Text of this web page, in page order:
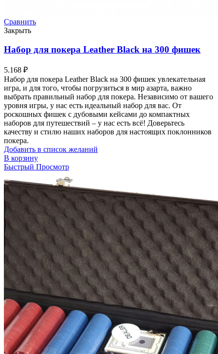
Сравнить
Закрыть
Набор для покера Leather Black на 300 фишек
5.168 ₽
Набор для покера Leather Black на 300 фишек увлекательная
игра, и для того, чтобы погрузиться в мир азарта, важно
выбрать правильный набор для покера. Независимо от вашего
уровня игры, у нас есть идеальный набор для вас. От
роскошных фишек с дубовыми кейсами до компактных
наборов для путешествий – у нас есть всё! Доверьтесь
качеству и стилю наших наборов для настоящих поклонников
покера.
Добавить в список желаний
В корзину
Быстрый Просмотр